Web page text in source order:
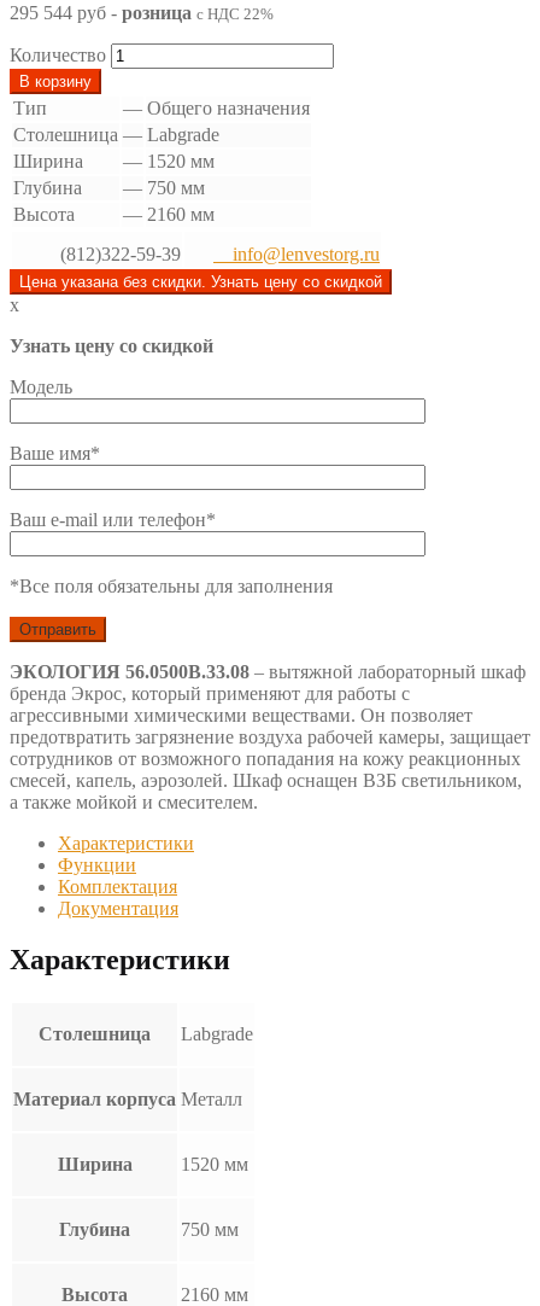
295 544 руб - розница с НДС 22%
Количество
В корзину
Тип — Общего назначения
Столешница — Labgrade
Ширина
— 1520 мм
Глубина
— 750 мм
Высота
— 2160 мм
(812)322-59-39
info@lenvestorg.ru
Цена указана без скидки. Узнать цену со скидкой
x
Узнать цену со скидкой
Модель
Ваше имя*
Ваш e-mail или телефон*
*Все поля обязательны для заполнения
ЭКОЛОГИЯ 56.0500В.33.08 – вытяжной лабораторный шкаф
бренда Экрос, который применяют для работы с
агрессивными химическими веществами. Он позволяет
предотвратить загрязнение воздуха рабочей камеры, защищает
сотрудников от возможного попадания на кожу реакционных
смесей, капель, аэрозолей. Шкаф оснащен ВЗБ светильником,
а также мойкой и смесителем.
Характеристики
Функции
Комплектация
Документация
Характеристики
Столешница Labgrade
Материал корпуса Металл
Ширина 1520 мм
Глубина 750 мм
Высота 2160 мм